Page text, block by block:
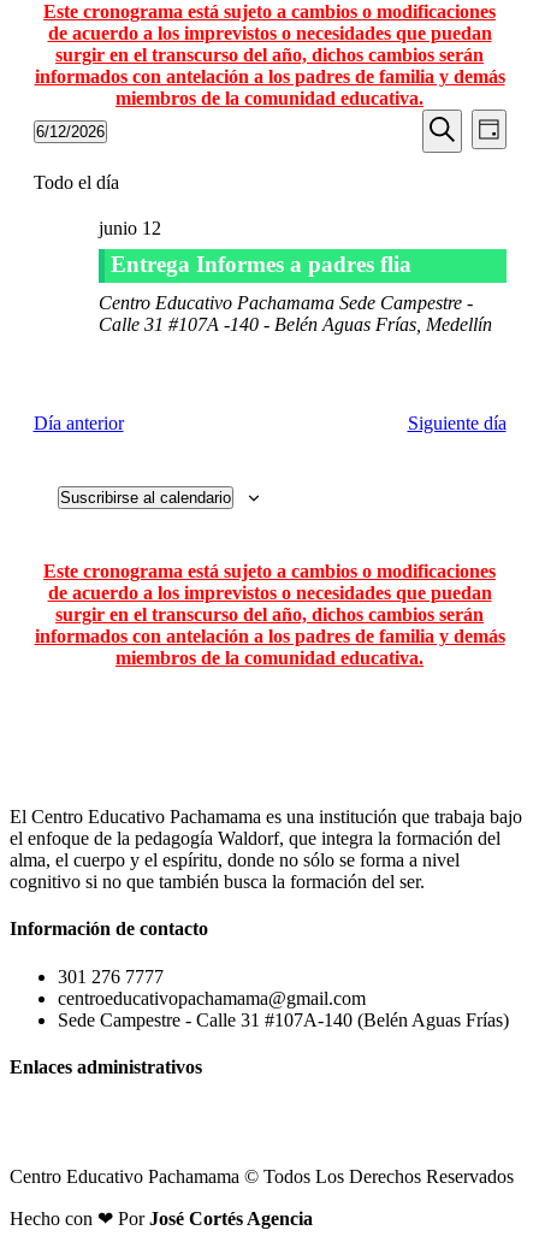
Este cronograma está sujeto a cambios o modificaciones
de acuerdo a los imprevistos o necesidades que puedan
surgir en el transcurso del año, dichos cambios serán
informados con antelación a los padres de familia y demás
miembros de la comunidad educativa.
de
vistas
de
Eventos
Buscarde
Día
6/12/2026
fecha.
Todo el día
junio 12
Entrega Informes a padres flia
Centro Educativo Pachamama Sede Campestre -
Calle 31 #107A -140 - Belén Aguas Frías, Medellín
Día anterior Siguiente día
Suscribirse al calendario
Este cronograma está sujeto a cambios o modificaciones
de acuerdo a los imprevistos o necesidades que puedan
surgir en el transcurso del año, dichos cambios serán
informados con antelación a los padres de familia y demás
miembros de la comunidad educativa.
El Centro Educativo Pachamama es una institución que trabaja bajo
el enfoque de la pedagogía Waldorf, que integra la formación del
alma, el cuerpo y el espíritu, donde no sólo se forma a nivel
cognitivo si no que también busca la formación del ser.
Información de contacto
301 276 7777
centroeducativopachamama@gmail.com
Sede Campestre - Calle 31 #107A-140 (Belén Aguas Frías)
Enlaces administrativos
Centro Educativo Pachamama © Todos Los Derechos Reservados
Hecho con ❤ PorJosé Cortés Agencia